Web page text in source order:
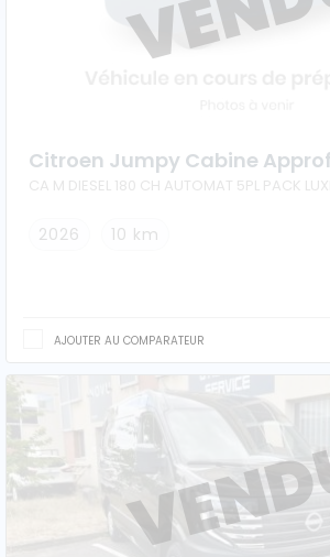
Citroen Jumpy Cabine
CA M DIESEL 180 CH AUTOMAT 5PL PACK
2026 10 km
AJOUTER AU COMPARATEUR